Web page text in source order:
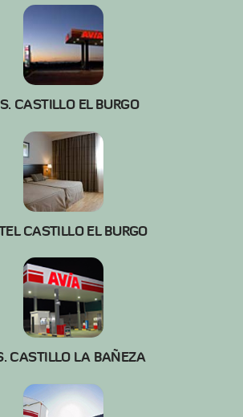
CASTILLO EL BURGO
CASTILLO EL BURGO
CASTILLO LA BAÑEZA